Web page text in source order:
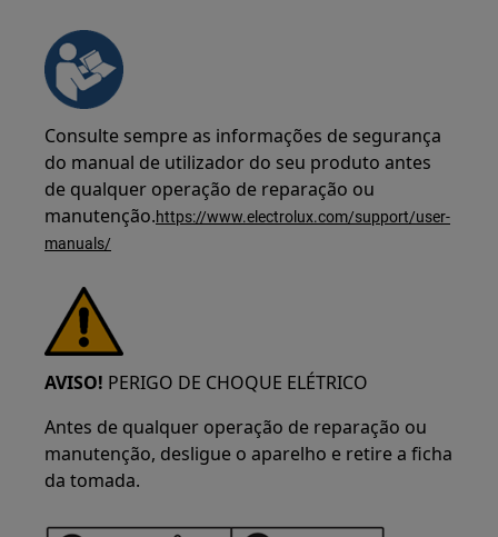
Consulte sempre as informações de segurança
do manual de utilizador do seu produto antes
de qualquer operação de reparação ou
manutenção.https://www.electrolux.com/support/user-
manuals/
AVISO! PERIGO DE CHOQUE ELÉTRICO
Antes de qualquer operação de reparação ou
manutenção, desligue o aparelho e retire a ficha
da tomada.